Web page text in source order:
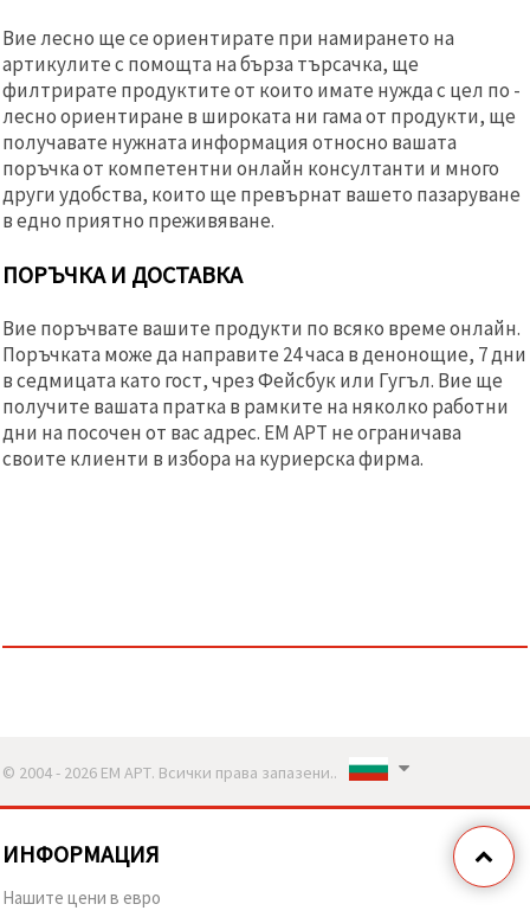
Вие лесно ще се ориентирате при намирането на
артикулите с помощта на бърза търсачка, ще
филтрирате продуктите от които имате нужда с цел по -
лесно ориентиране в широката ни гама от продукти, ще
получавате нужната информация относно вашата
поръчка от компетентни онлайн консултанти и много
други удобства, които ще превърнат вашето пазаруване
в едно приятно преживяване.
ПОРЪЧКА И ДОСТАВКА
Вие поръчвате вашите продукти по всяко време онлайн.
Поръчката може да направите 24 часа в денонощие, 7 дни
в седмицата като гост, чрез Фейсбук или Гугъл. Вие ще
получите вашата пратка в рамките на няколко работни
дни на посочен от вас адрес. ЕМ АРТ не ограничава
своите клиенти в избора на куриерска фирма.
© 2004 - 2026 ЕМ АРТ. Всички права запазени..
ИНФОРМАЦИЯ
Нашите цени в евро